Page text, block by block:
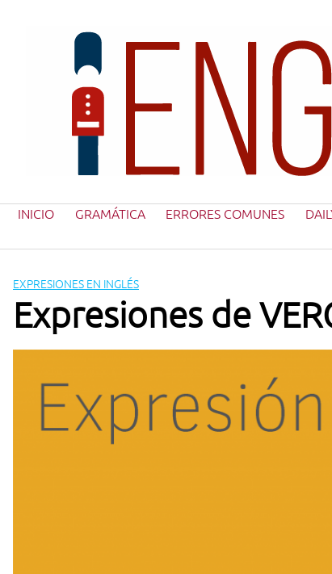
INICIO GRAMÁTICA ERRORES COMUNES
EXPRESIONES EN INGLÉS
Expresiones de